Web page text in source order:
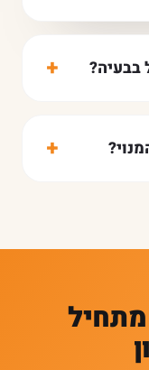
בבעיה? +
+